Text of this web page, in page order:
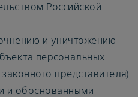
Российской
и уничтожению
персональных
представителя)
и обоснованными